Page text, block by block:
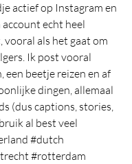
actief op Instagram en
echt heel
vooral als het gaat om
Ik post vooral
een beetje reizen en af
dingen, allemaal
(dus captions, stories,
al best veel
#dutch
#rotterdam